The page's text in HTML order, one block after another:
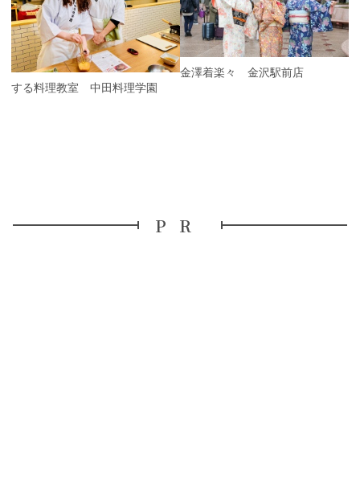
i
o
u
s
旅する料理教室 中田料理学園
金澤着楽々 金沢駅前店
x
t
PR